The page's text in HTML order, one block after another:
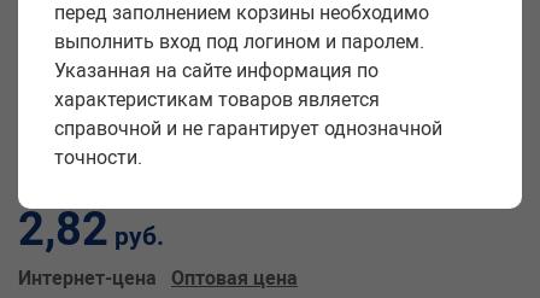
Количество в упаковке
Вес упаковки
Единица измерения
2,82 руб.
Интернет-цена Оптовая цена
перед заполнением корзины необходимо
выполнить вход под логином и паролем.
Указанная на сайте информация по
характеристикам товаров является
справочной и не гарантирует однозначной
точности.